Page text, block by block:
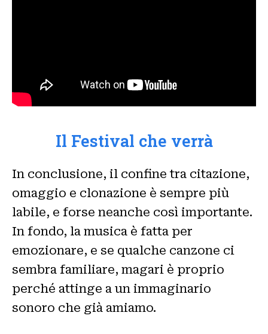
Il Festival che verrà
In conclusione, il confine tra citazione,
omaggio e clonazione è sempre più
labile, e forse neanche così importante.
In fondo, la musica è fatta per
emozionare, e se qualche canzone ci
sembra familiare, magari è proprio
perché attinge a un immaginario
sonoro che già amiamo.